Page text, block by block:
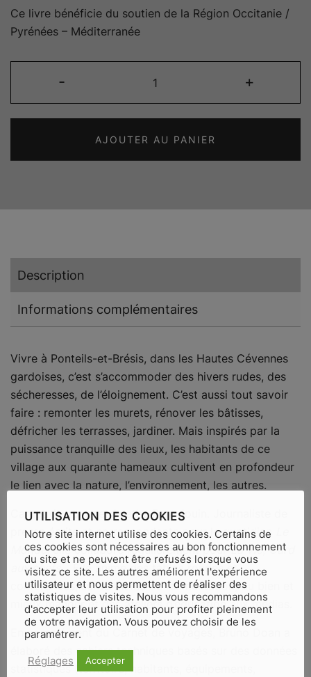
Ce livre bénéficie du soutien de la Région Occitanie /
Pyrénées – Méditerranée
-
de
terre
Brésis
+
AJOUTER AU PANIER
Description
Informations complémentaires
Vivre à Ponteils-et-Brésis, dans les Hautes Cévennes
gardoises, c’est s’accommoder des hivers rudes, des
sécheresses, de l’éloignement. C’est aussi tout savoir
faire : remonter les murets, rénover les bâtisses,
défricher les terrasses, jardiner. Mais inspirés par la
puissance tranquille des lieux, les habitants de ce
village aux quarante hameaux cultivent en profondeur
le lien avec la nature, l’environnement, les autres.
Carnet de voyage, Agathe Beaudouin. Journaliste de
presse écrite et correspondante pour le quotidien
Monde, elle collabore régulièrement pourLa Vie,Gard
aux chefs… Elle anime des tables rondes et
conférences, sur le thème de l’alimentation, du bien et
mieux manger et des ateliers d’éducation aux médias.
En complément du Carnet de voyages, Bruno Doan a
élaboré des cahiers techniques basés sur des données
statistiques (territoire, habitants, équipements,
UTILISATION DES COOKIES
Notre site internet utilise des cookies. Certains de
ces cookies sont nécessaires au bon fonctionnement
du site et ne peuvent être refusés lorsque vous
visitez ce site. Les autres améliorent l'expérience
utilisateur et nous permettent de réaliser des
statistiques de visites. Nous vous recommandons
d'accepter leur utilisation pour profiter pleinement
de votre navigation. Vous pouvez choisir de les
paramétrer.
Réglages Accepter